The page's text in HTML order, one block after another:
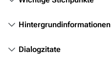
Völker
Orte
Hintergrundinformationen
Dialogzitate